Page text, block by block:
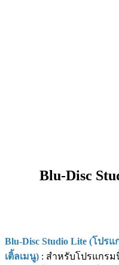
Blu-Disc
Blu-Disc Studio Lite (โปร
เติ้ลเมนู) : สำหรับโปรแกร